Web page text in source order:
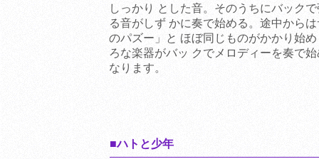
しっかり とした音。そのうちにバック
る音がしず かに奏で始める。途中から
のパズー」と ほぼ同じものがかかり始
ろな楽器がバッ クでメロディーを奏で
なります。
■ハトと少年